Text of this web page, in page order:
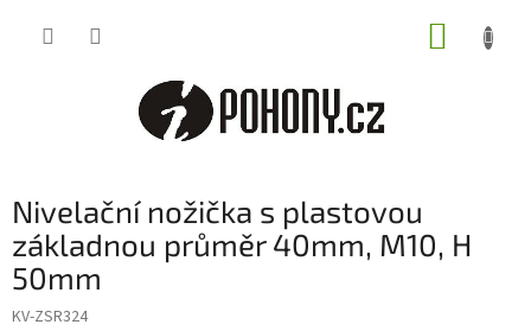
Nivelační nožička s plastovou
základnou průměr 40mm, M10, H
50mm
KV-ZSR324